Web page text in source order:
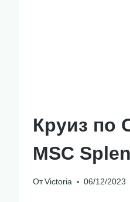
Круиз по
MSC
От Victoria 06/12/2023